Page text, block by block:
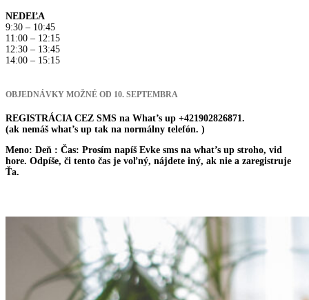
NEDEĽA
9:30 – 10:45
11:00 – 12:15
12:30 – 13:45
14:00 – 15:15
OBJEDNÁVKY MOŽNÉ OD 10. SEPTEMBRA
REGISTRÁCIA CEZ SMS na What’s up +421902826871.
(ak nemáš what’s up tak na normálny telefón. )
Meno: Deň : Čas: Prosím napíš Evke sms na what’s up stroho, vid
hore. Odpíše, či tento čas je voľný, nájdete iný, ak nie a zaregistruje
Ťa.